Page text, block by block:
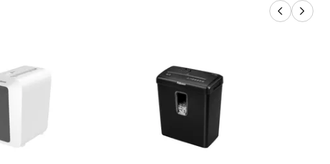
Petites particules
Produits